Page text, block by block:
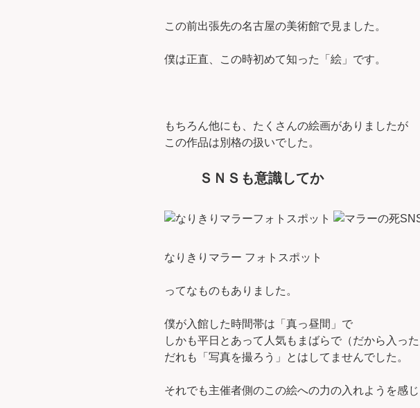
この前出張先の名古屋の美術館で見ました。
僕は正直、この時初めて知った「絵」です。
もちろん他にも、たくさんの絵画がありましたが
この作品は別格の扱いでした。
ＳＮＳも意識してか
なりきりマラー フォトスポット
ってなものもありました。
僕が入館した時間帯は「真っ昼間」で
しかも平日とあって人気もまばらで（だから入った
だれも「写真を撮ろう」とはしてませんでした。
それでも主催者側のこの絵への力の入れようを感じ